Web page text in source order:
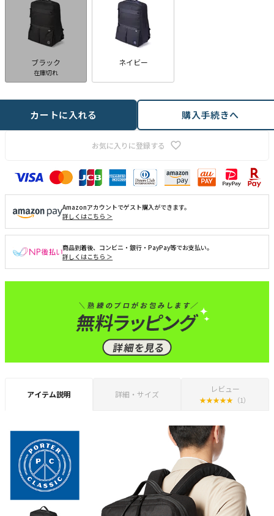
ブラック
在庫切れ
ネイビー
お気に入りに登録する
カートに入れる 購入手続きへ
Amazonアカウントでゲスト購入ができます。
詳しくはこちら ＞
商品到着後、コンビニ・銀行・PayPay等でお支払い。
詳しくはこちら ＞
アイテム説明 詳細・サイズ
レビュー
★★★★★ （1）